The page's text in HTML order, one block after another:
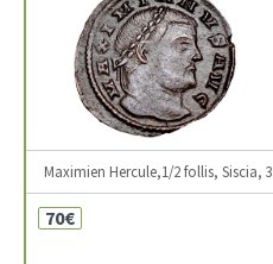
Maximien Hercule,1/2 follis, Siscia,
70€